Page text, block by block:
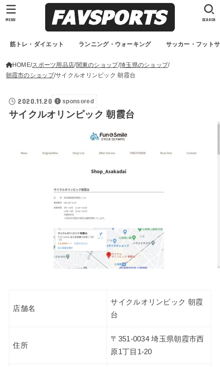
筋トレ・ダイエット ランニング・ウォーキング サッカー・フット
SEARCH
MENU
HOME スポーツ用品店 関東のショップ 埼玉県のショップ
朝霞市のショップ サイクルオリンピック 朝霞台
2020.11.20 sponsored
サイクルオリンピック 朝霞台
店舗名
サイクルオリンピック 朝霞
台
住所
〒351-0034 埼玉県朝霞市西
原1丁目1-20